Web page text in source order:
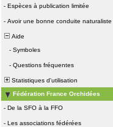
- Espèces à publication limitée
- Avoir une bonne conduite naturaliste
Aide
- Symboles
- Questions fréquentes
Statistiques d'utilisation
Fédération France Orchidées
- De la SFO à la FFO
- Les associations fédérées